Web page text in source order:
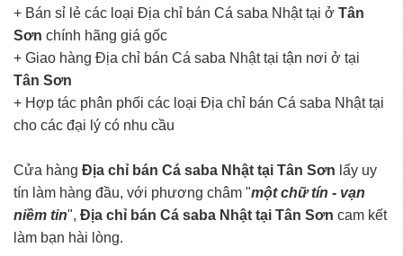
+ Bán sỉ lẻ các loại Địa chỉ bán Cá saba Nhật tại ở Tân
Sơn chính hãng giá gốc
+ Giao hàng Địa chỉ bán Cá saba Nhật tại tận nơi ở tại
Tân Sơn
+ Hợp tác phân phối các loại Địa chỉ bán Cá saba Nhật tại
cho các đại lý có nhu cầu
Cửa hàng Địa chỉ bán Cá saba Nhật tại Tân Sơn lấy uy
tín làm hàng đầu, với phương châm "một chữ tín - vạn
niềm tin", Địa chỉ bán Cá saba Nhật tại Tân Sơn cam kết
làm bạn hài lòng.